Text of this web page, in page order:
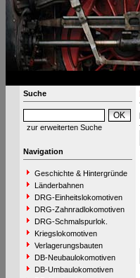
Suche
zur erweiterten Suche
Navigation
Geschichte & Hintergründe
Länderbahnen
DRG-Einheitslokomotiven
DRG-Zahnradlokomotiven
DRG-Schmalspurlok.
Kriegslokomotiven
Verlagerungsbauten
DB-Neubaulokomotiven
DB-Umbaulokomotiven